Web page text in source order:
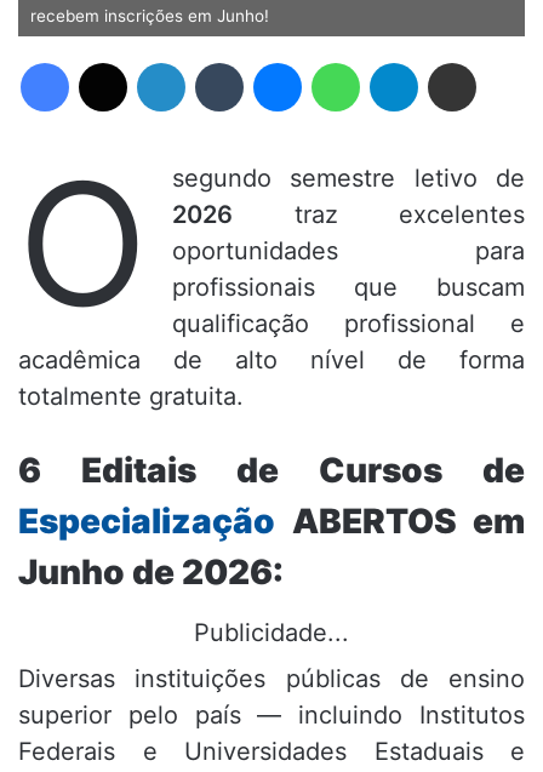
recebem inscrições em Junho!
O
segundo semestre letivo de
2026 traz excelentes
oportunidades para
profissionais que buscam
qualificação profissional e
acadêmica de alto nível de forma
totalmente gratuita.
6 Editais de Cursos de
Especialização ABERTOS em
Junho de 2026:
Publicidade...
Diversas instituições públicas de ensino
superior pelo país — incluindo Institutos
Federais e Universidades Estaduais e